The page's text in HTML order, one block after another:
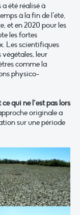
a été réalisé à
à la fin de l’été,
et en 2020 pour les
les fortes
Les scientifiques
leur
comme la
physico-
qui ne l’est pas lors
originale a
sur une période